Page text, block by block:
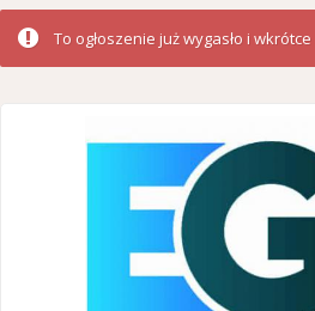
To ogłoszenie już wygasło i